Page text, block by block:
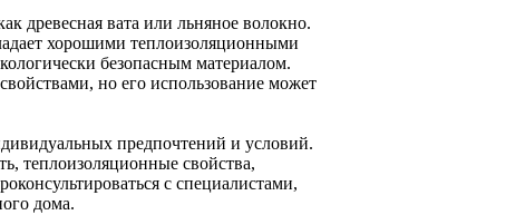
древесная вата или льняное волокно.
хорошими теплоизоляционными
безопасным материалом.
но его использование может
предпочтений и условий.
теплоизоляционные свойства,
с специалистами,
дома.